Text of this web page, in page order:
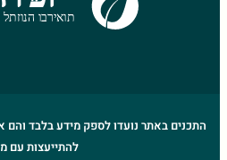
התכנים באתר נועדו לספק מידע בלבד והם
להתייעצות עם